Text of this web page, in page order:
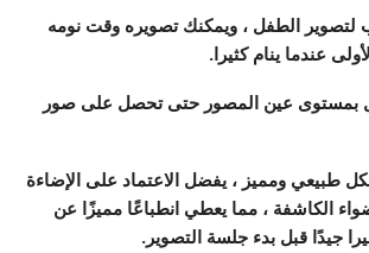
لتصوير الطفل ، ويمكنك تصويره وقت نومه
عندما ينام كثيرا.
بمستوى عين المصور حتى تحصل على صور
طبيعي ومميز ، يفضل الاعتماد على الإضاءة
الكاشفة ، مما يعطي انطباعًا مميزًا عن
جيدًا قبل بدء جلسة التصوير.